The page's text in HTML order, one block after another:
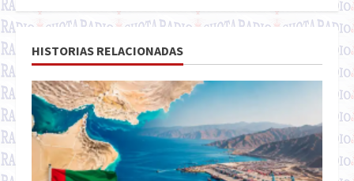
HISTORIAS RELACIONADAS